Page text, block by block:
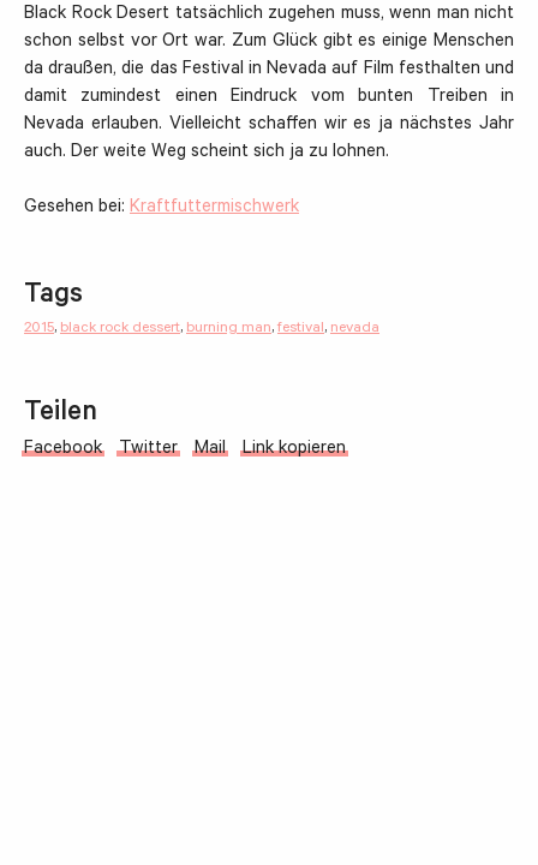
Black Rock Desert tatsächlich zugehen muss, wenn man nicht
schon selbst vor Ort war. Zum Glück gibt es einige Menschen
da draußen, die das Festival in Nevada auf Film festhalten und
damit zumindest einen Eindruck vom bunten Treiben in
Nevada erlauben. Vielleicht schaffen wir es ja nächstes Jahr
auch. Der weite Weg scheint sich ja zu lohnen.
Gesehen bei: Kraftfuttermischwerk
Tags
2015, black rock dessert, burning man, festival, nevada
Teilen
Facebook Twitter Mail Link kopieren